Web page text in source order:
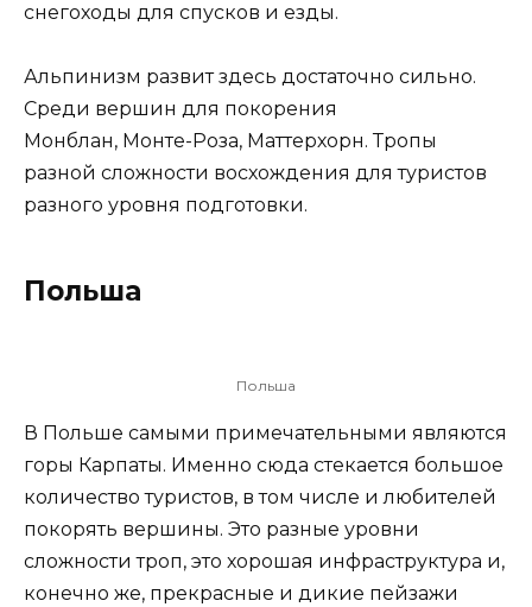
снегоходы для спусков и езды.
Альпинизм развит здесь достаточно сильно.
Среди вершин для покорения
Монблан, Монте-Роза, Маттерхорн. Тропы
разной сложности восхождения для туристов
разного уровня подготовки.
Польша
Польша
В Польше самыми примечательными являются
горы Карпаты. Именно сюда стекается большое
количество туристов, в том числе и любителей
покорять вершины. Это разные уровни
сложности троп, это хорошая инфраструктура и,
конечно же, прекрасные и дикие пейзажи